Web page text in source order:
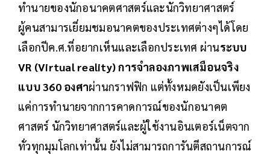
ทำนายของนักอนาคตศาสตร์และนักวิทยาศาสตร์
ผู้คนสามารเยี่ยมชมอนาคตของประเทศต่างๆได้โดย
เลือกปีค.ศ.ที่อยากเห็นและเลือกประเทศ ผ่านระบบ
VR (Virtual reality) การจำลองภาพเสมือนจริง
แบบ 360 องศาผ่านกราฟฟิก แต่ทั้งหมดยังเป็นเพียง
แค่การทำนายจากการคาดการณ์ของนักอนาคต
ศาสตร์ นักวิทยาศาสตร์และผู้ใช้งานอินเตอร์เน็ตจาก
ทั่วทุกมุมโลกเท่านั้น ยังไม่สามารถการันตีสถานการณ์